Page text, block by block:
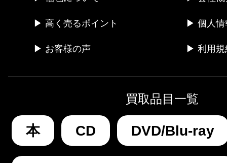
▶ 高く売るポイント
▶ お客様の声
▶ 個人情
▶ 利用規
買取品目一覧
本 CD DVD/Blu-ray